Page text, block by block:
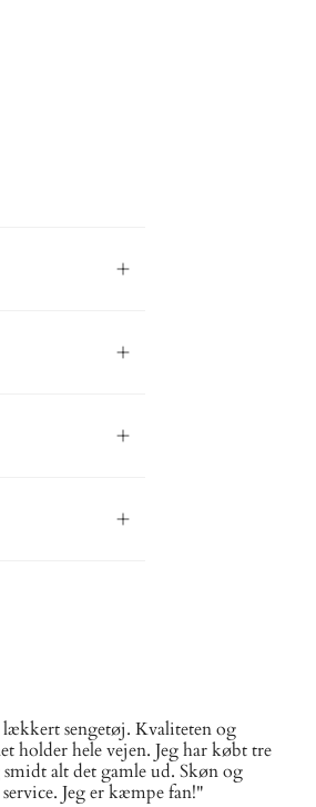
sengetøj. Kvaliteten og
holder hele vejen. Jeg har købt tre
alt det gamle ud. Skøn og
Jeg er kæmpe fan!"